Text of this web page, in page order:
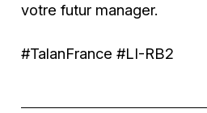
votre futur manager.
#TalanFrance #LI-RB2